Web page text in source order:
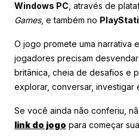
Windows PC , através de
Games, e também no
O jogo promete uma narrativa
jogadores precisam
britânica, cheia de desafios e
explorar, conversar, investigar
Se você ainda não conferiu,
link do jogo para começar